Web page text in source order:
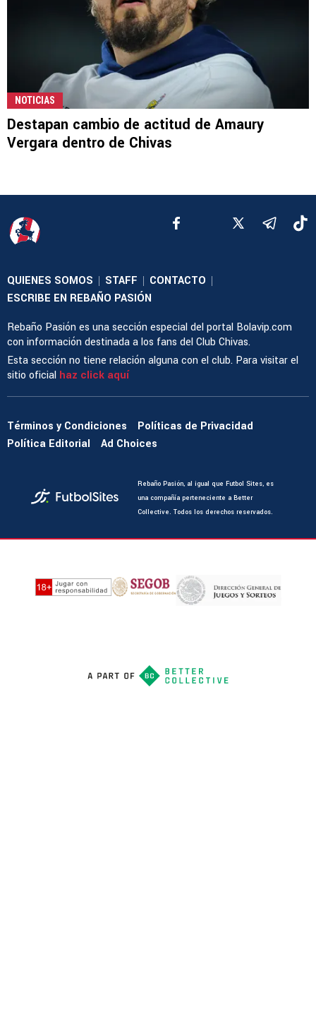
NOTICIAS
Destapan cambio de actitud de Amaury
Vergara dentro de Chivas
QUIENES SOMOS STAFF CONTACTO
ESCRIBE EN REBAÑO PASIÓN
Rebaño Pasión es una sección especial del portal Bolavip.com
con información destinada a los fans del Club Chivas.
Esta sección no tiene relación alguna con el club. Para visitar el
sitio oficial haz click aquí
Términos y Condiciones
Políticas de Privacidad
Política Editorial
Ad Choices
Rebaño Pasión, al igual que Futbol Sites, es
una compañía perteneciente a Better
Collective. Todos los derechos reservados.